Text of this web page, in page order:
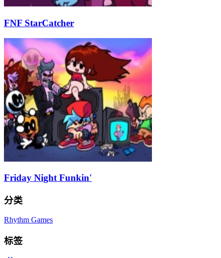
FNF StarCatcher
Friday Night Funkin'
分类
Rhythm Games
标签